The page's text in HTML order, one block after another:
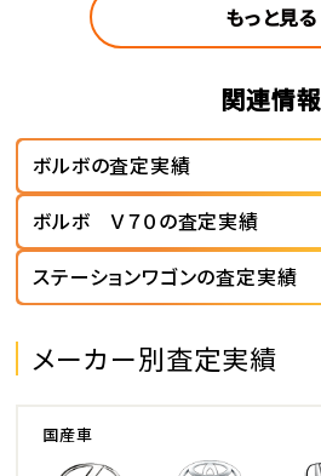
もっと見る
関連情報
ボルボの査定実績
ボルボ Ｖ７０の査定実績
ステーションワゴンの査定実績
メーカー別査定実績
国産車